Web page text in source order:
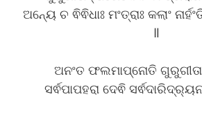
ଅନ୍ୟେ ଚ ଵିଵିଧାଃ ମଂତ୍ରାଃ କଲାଂ
॥
ଅନଂତ ଫଲମାପ୍ନୋତି
ସର୍ଵପାପହରା ଦେଵି